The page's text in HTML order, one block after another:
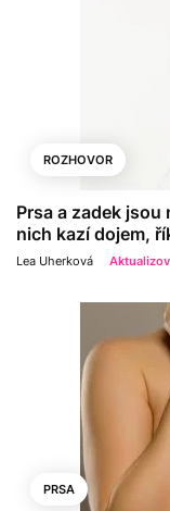
ROZHOVOR
Prsa a zadek
nich kazí dojem,
Lea Uherková
PRSA